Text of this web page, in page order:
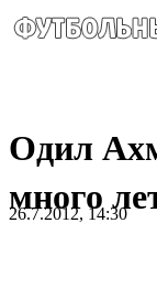
Одил
много
26.7.2012, 14:30